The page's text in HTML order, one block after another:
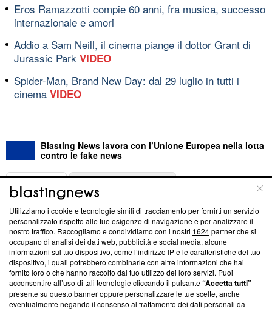
Eros Ramazzotti compie 60 anni, fra musica, successo
internazionale e amori
Addio a Sam Neill, il cinema piange il dottor Grant di
Jurassic Park VIDEO
Spider-Man, Brand New Day: dal 29 luglio in tutti i
cinema VIDEO
Blasting News lavora con l’Unione Europea nella lotta
contro le fake news
ABOUT
Questa sezione offre informazioni trasparenti su Blasting
News, sui nostri processi editoriali e su come ci impegniamo a
creare news di qualità. Inoltre, afferma la nostra aderenza a
‘Trust Project - News with Integrity’Blasting News non è
ancora membro del programma, ma ha richiesto di farne
parte; Trust Project non ha ancora effettuato una verifica di
conformità agli standard.
Utilizziamo i cookie e tecnologie simili di tracciamento per fornirti un servizio
personalizzato rispetto alle tue esigenze di navigazione e per analizzare il
nostro traffico. Raccogliamo e condividiamo con i nostri 1624partner che si
occupano di analisi dei dati web, pubblicità e social media, alcune
informazioni sul tuo dispositivo, come l’indirizzo IP e le caratteristiche del tuo
dispositivo, i quali potrebbero combinarle con altre informazioni che hai
fornito loro o che hanno raccolto dal tuo utilizzo dei loro servizi. Puoi
acconsentire all’uso di tali tecnologie cliccando il pulsante“Accetta tutti”
presente su questo banner oppure personalizzare le tue scelte, anche
eventualmente negando il consenso al trattamento dei dati personali da